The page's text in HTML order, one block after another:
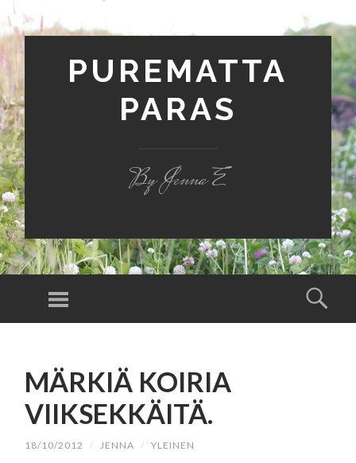
PUREMATTA
PARAS
By Jenna E
Valikko
MÄRKIÄ KOIRIA
VIIKSEKKÄITÄ.
18/10/2012 / JENNA / YLEINEN